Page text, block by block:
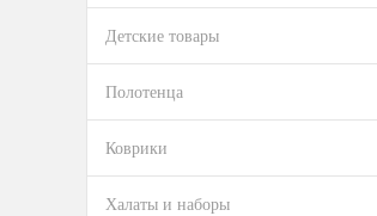
Детские товары
Полотенца
Коврики
Халаты и наборы